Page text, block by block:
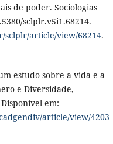
de poder. Sociologias
sclplr.v5i1.68214.
sclplr/article/view/68214.
estudo sobre a vida e a
e Diversidade,
em:
article/view/4203